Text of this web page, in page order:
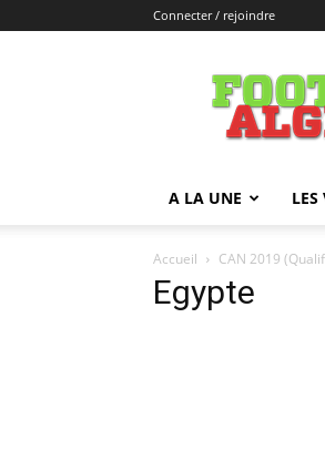
Connecter / rejoindre
A LA UNE LES
Accueil CAN 2019
Egypte